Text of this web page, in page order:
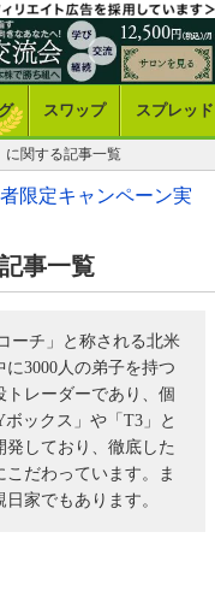
スワップ スプレッド
に関する記事一覧
限定キャンペーン実
事一覧
ーチ」と称される北米
3000人の弟子を持つ
レーダーであり、個
ックス」や「T3」と
しており、徹底した
だわっています。ま
家でもあります。